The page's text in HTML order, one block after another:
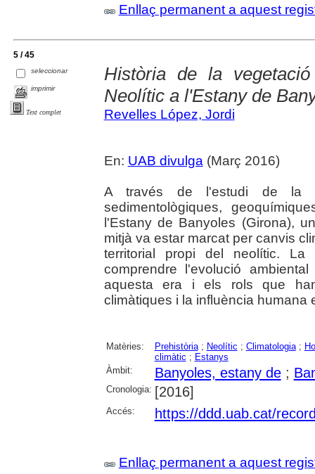
Enllaç permanent a aquest
5 / 45
seleccionar
imprimir
Text complet
Història de la
Neolític a l'Estany de
Revelles López, Jordi
En: UAB divulga(Març 2016)
A través de l'estudi de la
sedimentològiques,
l'Estany de Banyoles (Girona),
mitjà va estar marcat per canvis
territorial propi del neolític.
comprendre l'evolució
aquesta era i els rols que
climàtiques i la influència humana
Matèries: Prehistòria; Neolític ; Climatologia;
climàtic ; Estanys
Àmbit:
Banyoles, estany de;
Cronologia: [2016]
Accés: https://ddd.uab.cat/
Enllaç permanent a aquest